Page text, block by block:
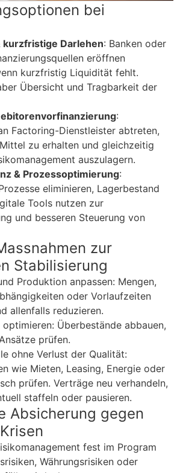
bei
kurzfristige Darlehen: Banken oder
eröffnen
kurzfristig Liquidität fehlt.
Übersicht und Tragbarkeit der
:
Factoring-Dienstleister abtreten,
zu erhalten und gleichzeitig
auszulagern.
& Prozessoptimierung:
eliminieren, Lagerbestand
Tools nutzen zur
und besseren Steuerung von
zur
Stabilisierung
Produktion anpassen: Mengen,
oder Vorlaufzeiten
allenfalls reduzieren.
Überbestände abbauen,
prüfen.
ohne Verlust der Qualität:
wie Mieten, Leasing, Energie oder
prüfen. Verträge neu verhandeln,
staffeln oder pausieren.
Absicherung gegen
fest im Program
Währungsrisiken oder